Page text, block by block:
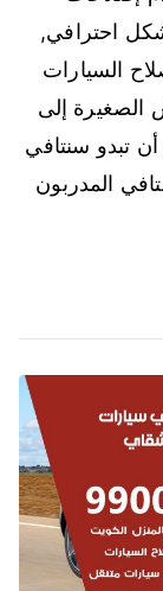
احترافي,
السيارات
الصغيرة إلى
تبدو سنتافي
المدربون